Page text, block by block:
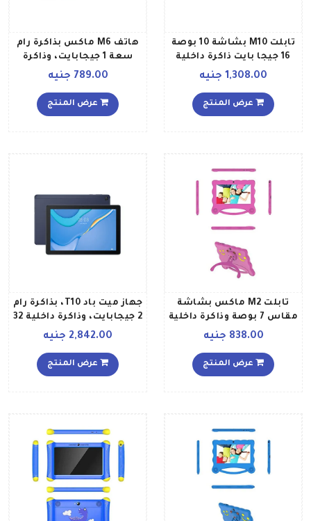
تابلت M10 بشاشة 10 بوصة
16 جيجا بايت ذاكرة داخلية
مع ذاكرة رام 1 جيجا بايت1,308.00 جنيه
عرض المنتج
هاتف M6 ماكس بذاكرة رام
سعة 1 جيجابايت، وذاكرة
داخلية سعة 8 جيجابايت،
أسود
789.00 جنيه
عرض المنتج
تابلت M2 ماكس بشاشة
مقاس 7 بوصة وذاكرة داخلية
سعة 8 جيجابايت وذاكرة رام
تقنية الواي فاي، لون أرجواني
838.00 جنيه
عرض المنتج
جهاز ميت باد T10، بذاكرة رام
2 جيجابايت، وذاكرة داخلية 32
إصدار الشرق الأوسط
2,842.00 جنيه
عرض المنتج